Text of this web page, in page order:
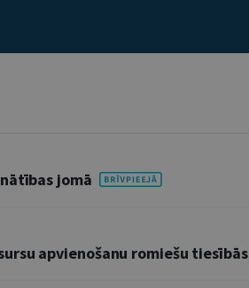
jomā
apvienošanu romiešu tiesībās